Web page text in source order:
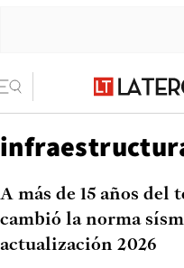
A más de 15 años del
cambió la norma
actualización 2026